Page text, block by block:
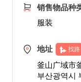
销售物品种
服装
地址 找路
釜山广域市
부산광역시